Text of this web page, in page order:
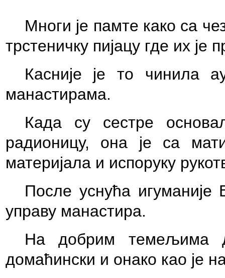
Многи је памте како са ч
трстеничку пијацу где их је
Касније је то чинила
манастирама.
Када су сестре
радионицу, она је са
материјала и испоруку
После уснућа игуманије
управу манастира.
На добрим темељима
домаћински и онако као је